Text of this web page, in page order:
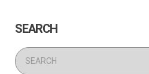
SEARCH